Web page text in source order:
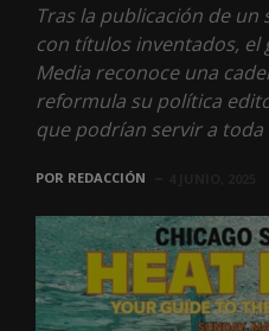
Tras la publicación de
con títulos inventados, el
Media reconoce una
reformula su política
que podrían servir a
POR REDACCIÓN